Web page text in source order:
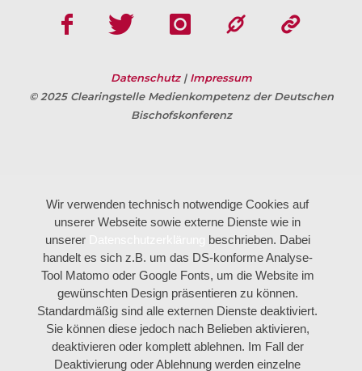
Datenschutz | Impressum
© 2025 Clearingstelle Medienkompetenz der Deutschen
Bischofskonferenz
Wir verwenden technisch notwendige Cookies auf
unserer Webseite sowie externe Dienste wie in
unserer
beschrieben. Dabei
handelt es sich z.B. um das DS-konforme Analyse-
Tool Matomo oder Google Fonts, um die Website im
gewünschten Design präsentieren zu können.
Standardmäßig sind alle externen Dienste deaktiviert.
Sie können diese jedoch nach Belieben aktivieren,
deaktivieren oder komplett ablehnen. Im Fall der
Deaktivierung oder Ablehnung werden einzelne